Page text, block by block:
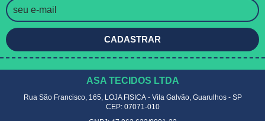
CADASTRAR
ASA TECIDOS LTDA
Rua São Francisco, 165, LOJA FISICA- Vila Galvão, Guarulhos- SP
CEP: 07071-010